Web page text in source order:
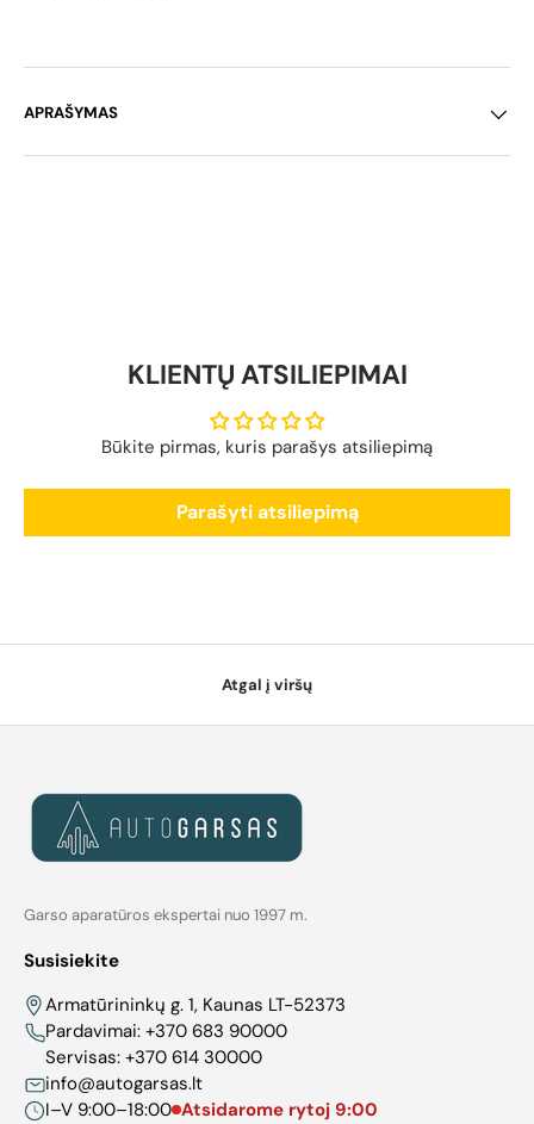
APRAŠYMAS
KLIENTŲ ATSILIEPIMAI
Būkite pirmas, kuris parašys atsiliepimą
Parašyti atsiliepimą
Atgal į viršų
Garso aparatūros ekspertai nuo 1997 m.
Susisiekite
Armatūrininkų g. 1, Kaunas LT-52373
Pardavimai: +370 683 90000
Servisas: +370 614 30000
info@autogarsas.lt
I–V 9:00–18:00 Atsidarome rytoj 9:00